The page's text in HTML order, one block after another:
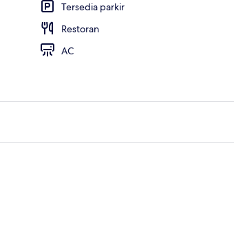
Tersedia parkir
Restoran
AC